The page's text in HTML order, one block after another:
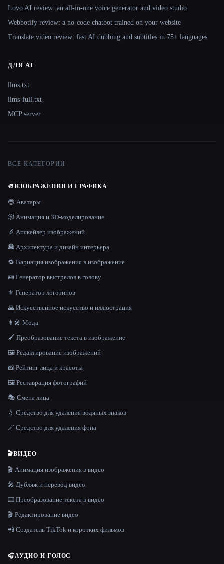
Lovo AI review: an all-in-one voice generator and video studio
Webbotify review: a no-code chatbot trained on your website
Translate.video review: fast AI dubbing and subtitles in 75+ languages
ДЛЯ AI
llms.txt
llms-full.txt
MCP server
ВСЕ КАТЕГОРИИ
🎨ИЗОБРАЖЕНИЯ И ГРАФИКА
😎 Аватары
🎲 Анимация и 3D-моделирование
🔬 Апскейлер изображений
🏯 Архитектура и дизайн интерьера
🔁 Вариация изображения в изображение
🪪 Генератор выстрелов в голову
⚜️ Генератор логотипов
🌄 Искусственное искусство и иллюстрация
👩‍🎤 Мода
🖌️ Преобразование текста в изображение
🖼️ Редактирование изображений
📸 Рейтинг лица и красоты
🖼️ Реставрация фотографий
🎭 Смена лица
💧 Средство для удаления водяных знаков
🪄 Средство для удаления фона
🎬ВИДЕО
🎬 Анимация изображения в видео
🎤 Дубляж и перевод видео
🎞️ Преобразование текста в видео
🎬 Редактирование видео
📲 Создатель TikTok и коротких фильмов
🎧АУДИО И ГОЛОС